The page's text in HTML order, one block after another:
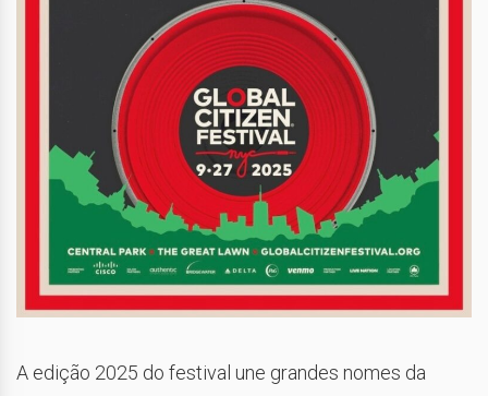
A edição 2025 do festival une grandes nomes da